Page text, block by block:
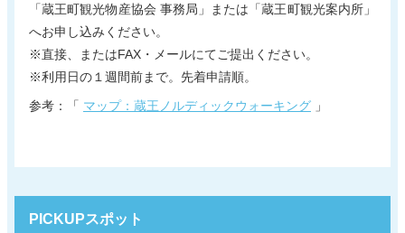
「蔵王町観光物産協会 事務局」または「蔵王町観光案内所」
へお申し込みください。
※直接、またはFAX・メールにてご提出ください。
※利用日の１週間前まで。先着申請順。
参考：「 マップ：蔵王ノルディックウォーキング 」
PICKUPスポット